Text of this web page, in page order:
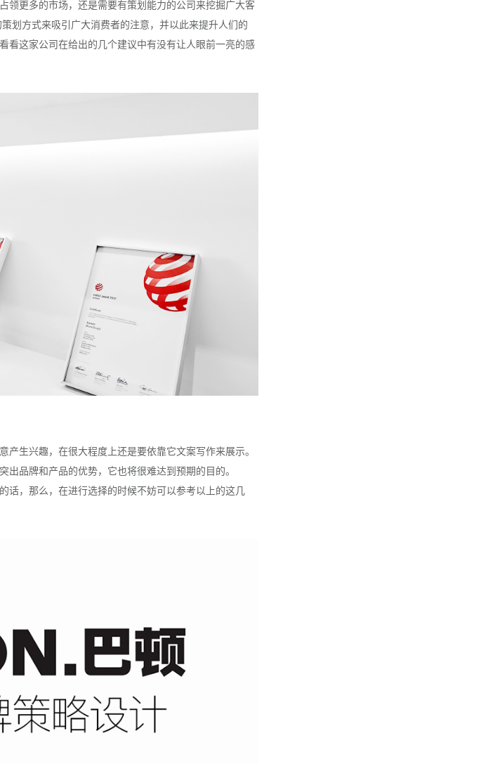
领更多的市场，还是需要有策划能力的公司来挖掘广大客
划方式来吸引广大消费者的注意，并以此来提升人们的
看这家公司在给出的几个建议中有没有让人眼前一亮的感
生兴趣，在很大程度上还是要依靠它文案写作来展示。
品牌和产品的优势，它也将很难达到预期的目的。
话，那么，在进行选择的时候不妨可以参考以上的这几